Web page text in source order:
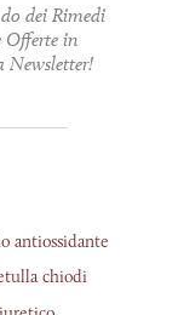
dei Rimedi
Offerte in
antiossidante
chiodi